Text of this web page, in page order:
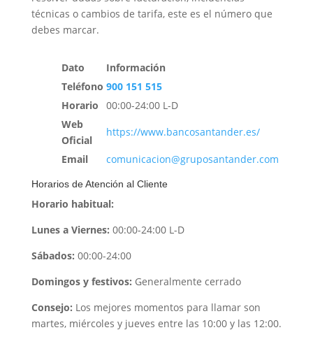
técnicas o cambios de tarifa, este es el número que
debes marcar.
Dato
Información
Teléfono 900 151 515
Horario
00:00-24:00 L-D
Web
Oficial
https://www.bancosantander.es/
Email comunicacion@gruposantander.com
Horarios de Atención al Cliente
Horario habitual:
Lunes a Viernes: 00:00-24:00 L-D
Sábados: 00:00-24:00
Domingos y festivos: Generalmente cerrado
Consejo: Los mejores momentos para llamar son
martes, miércoles y jueves entre las 10:00 y las 12:00.